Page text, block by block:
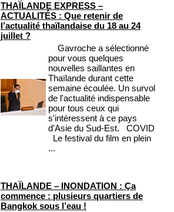
THAÏLANDE EXPRESS –
ACTUALITÉS : Que retenir de
l’actualité thaïlandaise du 18 au 24
juillet ?
Gavroche a sélectionné
pour vous quelques
nouvelles saillantes en
Thaïlande durant cette
semaine écoulée. Un survol
de l'actualité indispensable
pour tous ceux qui
s'intéressent à ce pays
d'Asie du Sud-Est. COVID
Le festival du film en plein
...
THAÏLANDE – INONDATION : Ça
commence : plusieurs quartiers de
Bangkok sous l’eau !